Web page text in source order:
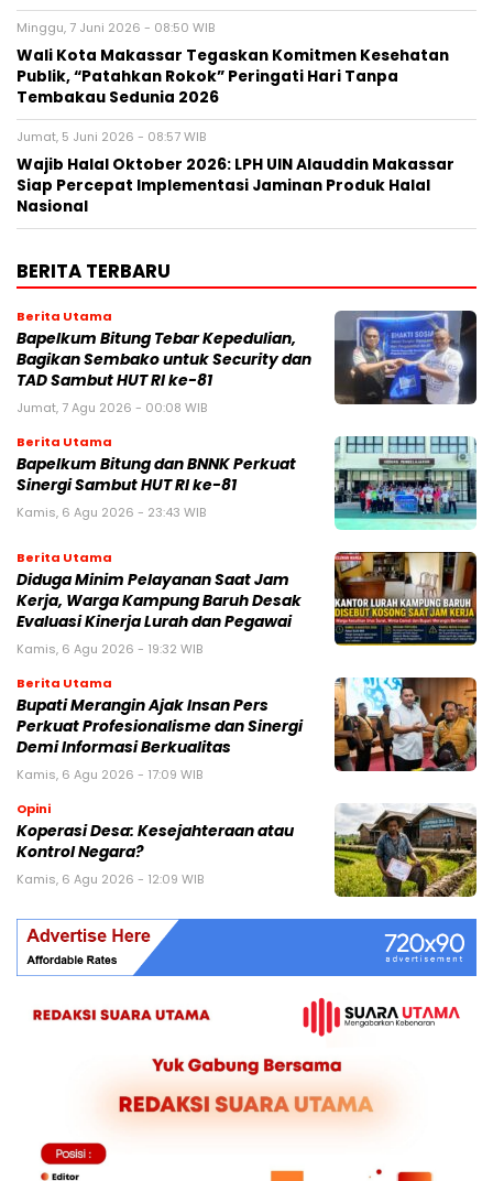
Minggu, 7 Juni 2026 - 08:50 WIB
Wali Kota Makassar Tegaskan Komitmen Kesehatan
Publik, “Patahkan Rokok” Peringati Hari Tanpa
Tembakau Sedunia 2026
Jumat, 5 Juni 2026 - 08:57 WIB
Wajib Halal Oktober 2026: LPH UIN Alauddin Makassar
Siap Percepat Implementasi Jaminan Produk Halal
Nasional
BERITA TERBARU
Berita Utama
Bapelkum Bitung Tebar Kepedulian,
Bagikan Sembako untuk Security dan
TAD Sambut HUT RI ke-81
Jumat, 7 Agu 2026 - 00:08 WIB
Berita Utama
Bapelkum Bitung dan BNNK Perkuat
Sinergi Sambut HUT RI ke-81
Kamis, 6 Agu 2026 - 23:43 WIB
Berita Utama
Diduga Minim Pelayanan Saat Jam
Kerja, Warga Kampung Baruh Desak
Evaluasi Kinerja Lurah dan Pegawai
Kamis, 6 Agu 2026 - 19:32 WIB
Berita Utama
Bupati Merangin Ajak Insan Pers
Perkuat Profesionalisme dan Sinergi
Demi Informasi Berkualitas
Kamis, 6 Agu 2026 - 17:09 WIB
Opini
Koperasi Desa: Kesejahteraan atau
Kontrol Negara?
Kamis, 6 Agu 2026 - 12:09 WIB